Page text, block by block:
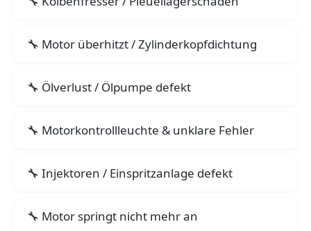
Motor überhitzt / Zylinderkopfdichtung
Ölverlust / Ölpumpe defekt
Motorkontrollleuchte & unklare Fehler
Injektoren / Einspritzanlage defekt
Motor springt nicht mehr an